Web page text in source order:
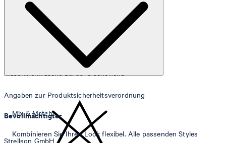
Maschinenwäsche bei 30°C schonend
Angaben zur Produktsicherheitsverordnung
Bevollmächtigter
Strellson GmbH
Mix & Match
Kombinieren Sie Ihren Look flexibel. Alle passenden Styles